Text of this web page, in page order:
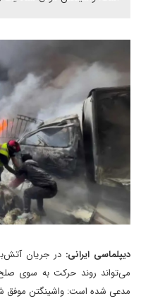
دیپلماسی ایرانی: در جریان
می‌تواند روند حرکت به‌ سوی
مدعی شده است: واشینگتن موفق